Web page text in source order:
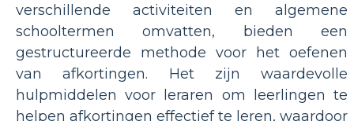
verschillende activiteiten en algemene
schooltermen omvatten, bieden een
gestructureerde methode voor het oefenen
van afkortingen. Het zijn waardevolle
hulpmiddelen voor leraren om leerlingen te
helpen afkortingen effectief te leren, waardoor